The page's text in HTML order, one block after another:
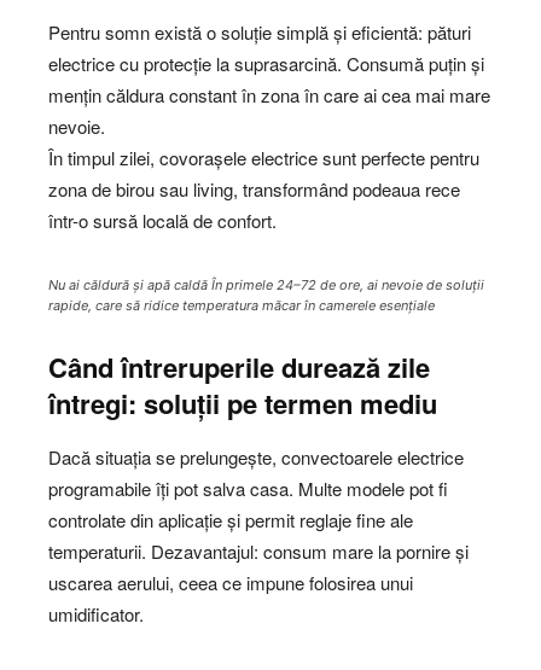
Pentru somn există o soluție simplă și eficientă: pături
electrice cu protecție la suprasarcină. Consumă puțin și
mențin căldura constant în zona în care ai cea mai mare
nevoie.
În timpul zilei, covorașele electrice sunt perfecte pentru
zona de birou sau living, transformând podeaua rece
într-o sursă locală de confort.
Nu ai căldură și apă caldă În primele 24–72 de ore, ai nevoie de soluții
rapide, care să ridice temperatura măcar în camerele esențiale
Când întreruperile durează zile
întregi: soluții pe termen mediu
Dacă situația se prelungește, convectoarele electrice
programabile îți pot salva casa. Multe modele pot fi
controlate din aplicație și permit reglaje fine ale
temperaturii. Dezavantajul: consum mare la pornire și
uscarea aerului, ceea ce impune folosirea unui
umidificator.